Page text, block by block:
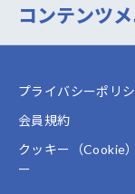
コンテンツ
プライバシーポリ
会員規約
クッキー（Cookie
ー